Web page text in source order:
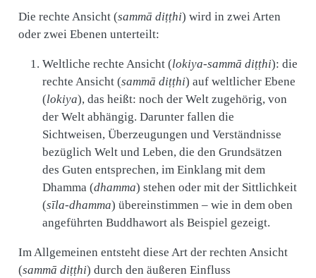
Die rechte Ansicht (sammā diṭṭhi) wird in zwei Arten
oder zwei Ebenen unterteilt:
Weltliche rechte Ansicht (lokiya-sammā diṭṭhi): die
rechte Ansicht (sammā diṭṭhi) auf weltlicher Ebene
(lokiya), das heißt: noch der Welt zugehörig, von
der Welt abhängig. Darunter fallen die
Sichtweisen, Überzeugungen und Verständnisse
bezüglich Welt und Leben, die den Grundsätzen
des Guten entsprechen, im Einklang mit dem
Dhamma (dhamma) stehen oder mit der Sittlichkeit
(sīla-dhamma) übereinstimmen – wie in dem oben
angeführten Buddhawort als Beispiel gezeigt.
Im Allgemeinen entsteht diese Art der rechten Ansicht
(sammā diṭṭhi) durch den äußeren Einfluss